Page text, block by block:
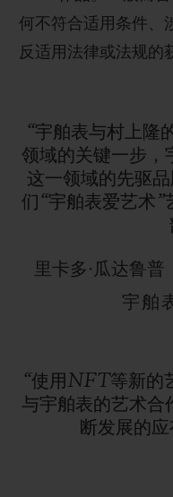
何不符合适用条件、
反适用法律或法规的
“宇舶表与村上隆
领域的关键一步，
这一领域的先驱
们“宇舶表爱艺术”
里卡多·瓜达鲁
宇舶
“使用NFT等新的
与宇舶表的艺术合
断发展的